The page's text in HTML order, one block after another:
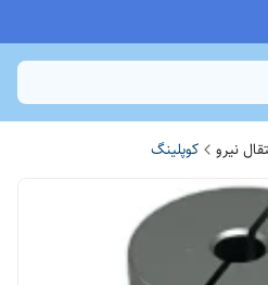
نیرو کوپلینگ